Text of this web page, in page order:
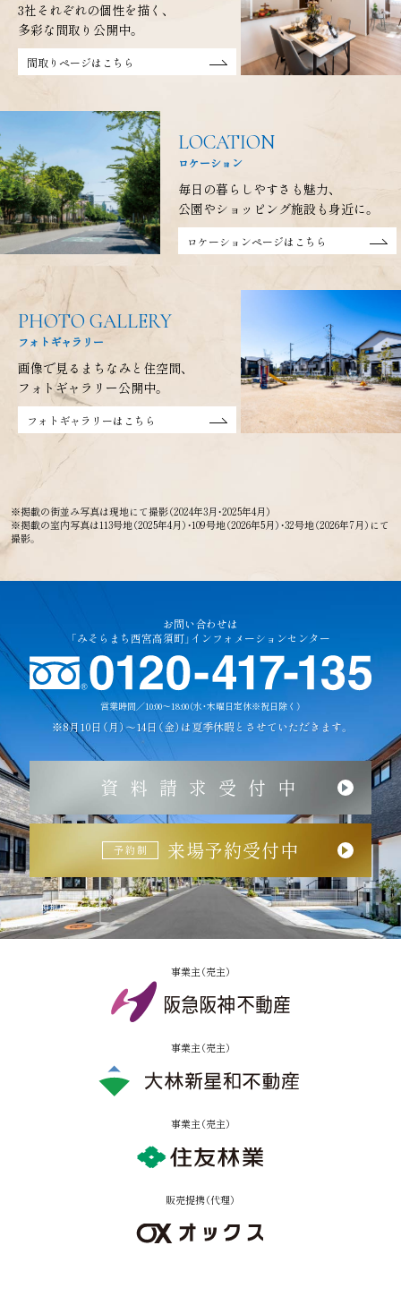
3社それぞれの個性を描く、
多彩な間取り公開中。
間取りページはこちら
LOCATION
ロケーション
毎日の暮らしやすさも魅力、
公園やショッピング施設も身近に。
ロケーションページはこちら
PHOTO GALLERY
フォトギャラリー
画像で見るまちなみと住空間、
フォトギャラリー公開中。
フォトギャラリーはこちら
※掲載の街並み写真は現地にて撮影（2024年3月・2025年4月）
※掲載の室内写真は113号地（2025年4月）・109号地（2026年5月）・32号地（2026年7月）にて
撮影。
お問い合わせは
「みそらまち西宮高須町」インフォメーションセンター
営業時間／10:00～18:00（水・木曜日定休※祝日除く）
※8月10日（月）～14日（金）は夏季休暇とさせていただきます。
資料請求受付中
来場予約受付中
事業主（売主）
事業主（売主）
事業主（売主）
販売提携（代理）